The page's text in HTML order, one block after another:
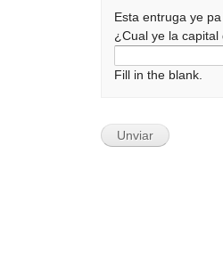
Esta entruga ye
¿Cual ye la
Fill in the blank.